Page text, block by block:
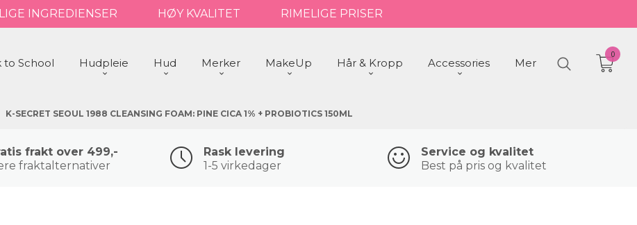
INGREDIENSER HØY KVALITET RIMELIGE PRISER
to School Hudpleie Hud Merker MakeUp Hår & Kropp Accessories Mer
0
K-SECRET SEOUL 1988 CLEANSING FOAM: PINE CICA 1% + PROBIOTICS 150ML
frakt over 499,-
fraktalternativer
Rask levering
1-5 virkedager
Service og kvalitet
Best på pris og kvalitet